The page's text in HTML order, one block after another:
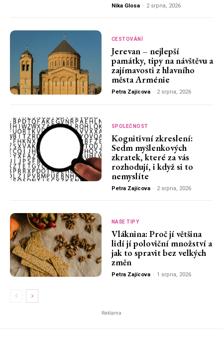
Nika Glosa - 2 srpna, 2026
CESTOVÁNÍ
Jerevan – nejlepší
památky, tipy na návštěvu a
zajímavosti z hlavního
města Arménie
Petra Zajícova - 2 srpna, 2026
SPOLEČNOST
Kognitivní zkreslení:
Sedm myšlenkových
zkratek, které za vás
rozhodují, i když si to
nemyslíte
Petra Zajícova - 2 srpna, 2026
NAŠE TIPY
Vláknina: Proč jí většina
lidí jí poloviční množství a
jak to spravit bez velkých
změn
Petra Zajícova - 1 srpna, 2026
Reklama